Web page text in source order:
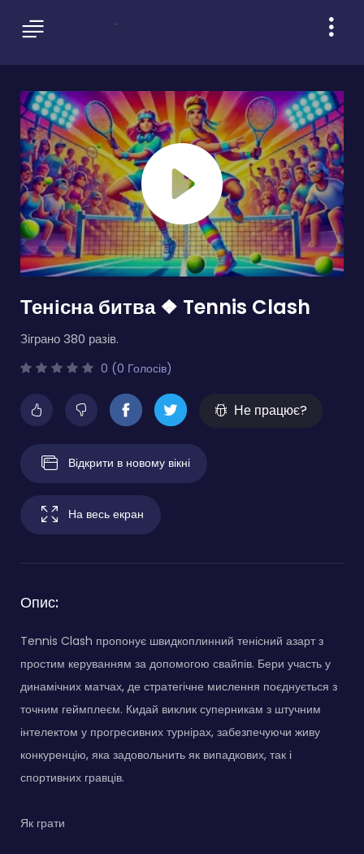
Тенісна битва ❖ Tennis Clash
Зіграно 380 разів.
0 (0 Голосів)
Не працює?
Відкрити в новому вікні
На весь екран
Опис:
Tennis Clash пропонує швидкоплинний тенісний азарт з
простим керуванням за допомогою свайпів. Бери участь у
динамічних матчах, де стратегічне мислення поєднується з
точним геймплеєм. Кидай виклик суперникам з штучним
інтелектом у прогресивних турнірах, забезпечуючи живу
конкуренцію, яка задовольнить як випадкових, так і
спортивних гравців.
Як грати